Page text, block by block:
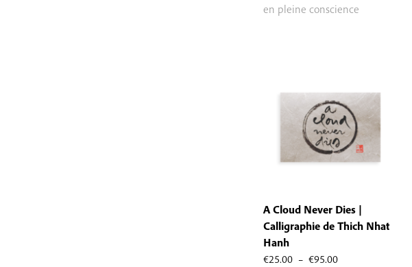
à
en pleine conscience
€25.00 – €95.00Plage
A Cloud Never Dies |
Calligraphie de Thich Nhat
Hanh